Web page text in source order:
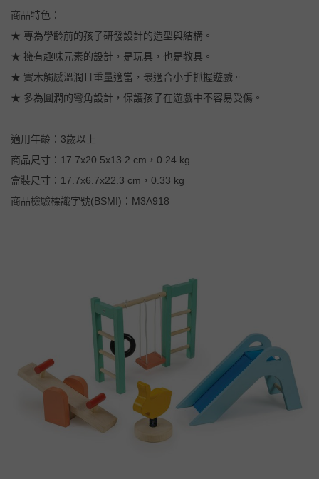
商品特色：
★ 專為學齡前的孩子研發設計的造型與結構。
★ 擁有趣味元素的設計，是玩具，也是教具。
★ 實木觸感溫潤且重量適當，最適合小手抓握遊戲。
★ 多為圓潤的彎角設計，保護孩子在遊戲中不容易受傷。
適用年齡：3歲以上
商品尺寸：17.7x20.5x13.2 cm，0.24 kg
盒裝尺寸：17.7x6.7x22.3 cm，0.33 kg
商品檢驗標識字號(BSMI)：M3A918